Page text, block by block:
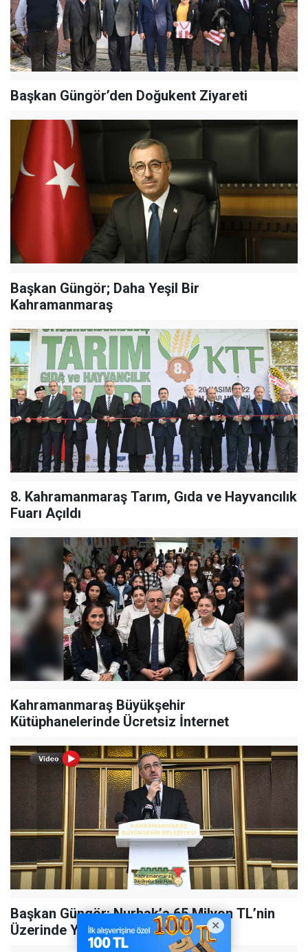
Başkan Güngör’den Doğukent Ziyareti
Başkan Güngör; Daha Yeşil Bir
Kahramanmaraş
8. Kahramanmaraş Tarım, Gıda ve Hayvancılık
Fuarı Açıldı
Kahramanmaraş Büyükşehir
Kütüphanelerinde Ücretsiz İnternet
Başkan Güngör: Nurhak’a 65 Milyon TL’nin
Üzerinde Yatırım Yaptık